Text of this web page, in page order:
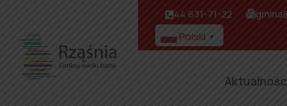
44 631-71-22
Polski ▼